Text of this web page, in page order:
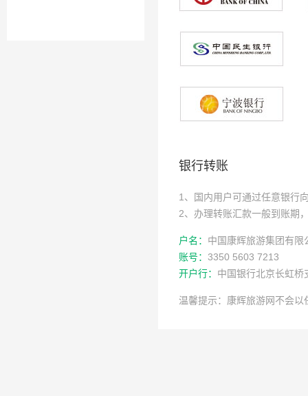
银行转账
1、国内用户可通过任意银行
2、办理转账汇款一般到账期
户名： 中国康辉旅游集团有限
账号： 3350 5603 7213
开户行： 中国银行北京长虹桥
温馨提示：康辉旅游网不会